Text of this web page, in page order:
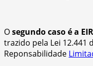
Osegundo caso é a
trazido pela Lei 12.441
Reponsabilidade